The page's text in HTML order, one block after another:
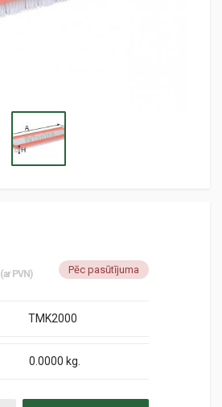
(ar PVN) Pēc pasūtījuma
TMK2000
0.0000 kg.